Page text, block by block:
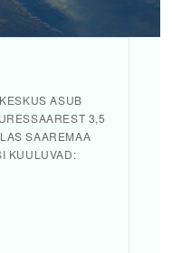
ASUB
3,5
SAAREMAA
KUULUVAD: